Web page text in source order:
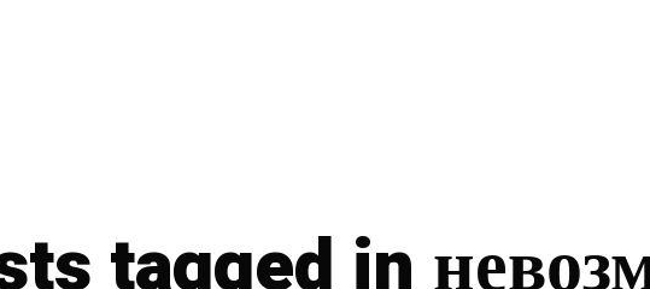
tagged in